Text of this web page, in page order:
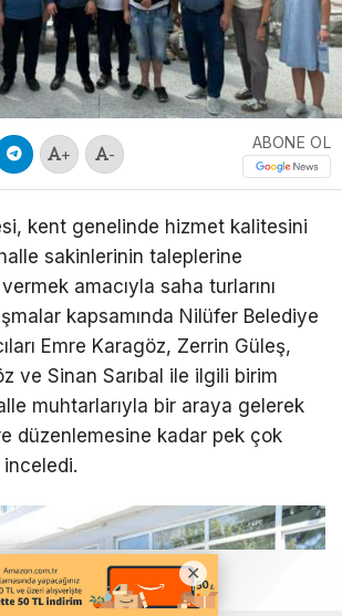
Bursa Nilüfer’de sorunlar yerinde tespit ediliyor
+ -
ABONE OL
kent genelinde hizmet kalitesini
sakinlerinin taleplerine
amacıyla saha turlarını
kapsamında Nilüfer Belediye
Emre Karagöz, Zerrin Güleş,
ve Sinan Sarıbal ile ilgili birim
muhtarlarıyla bir araya gelerek
düzenlemesine kadar pek çok
Osmangazi’de Gezici kütüphane çocuklar için Bursa’yı geziyor